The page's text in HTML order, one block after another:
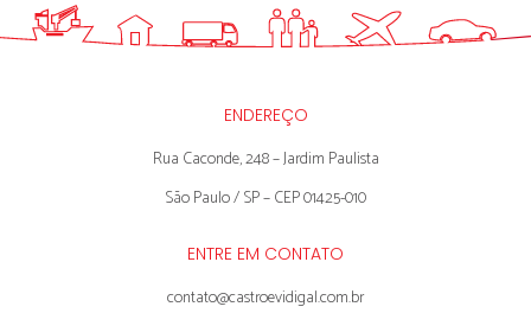
ENDEREÇO
Rua Caconde, 248 – Jardim Paulista
São Paulo / SP – CEP 01425-010
ENTRE EM CONTATO
contato@castroevidigal.com.br